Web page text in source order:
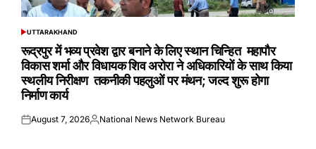
POSTED
UTTARAKHAND
रूद्रपुर में भव्य प्रवेश द्वार बनाने के लिए स्थान चिन्हित महापौर
विकास शर्मा और विधायक शिव अरोरा ने अधिकारियों के साथ किया
स्थलीय निरीक्षण तकनीकी पहलुओं पर मंथन; जल्द शुरू होगा
निर्माण कार्य
Posted
August 7, 2026Posted
National News Network Bureau